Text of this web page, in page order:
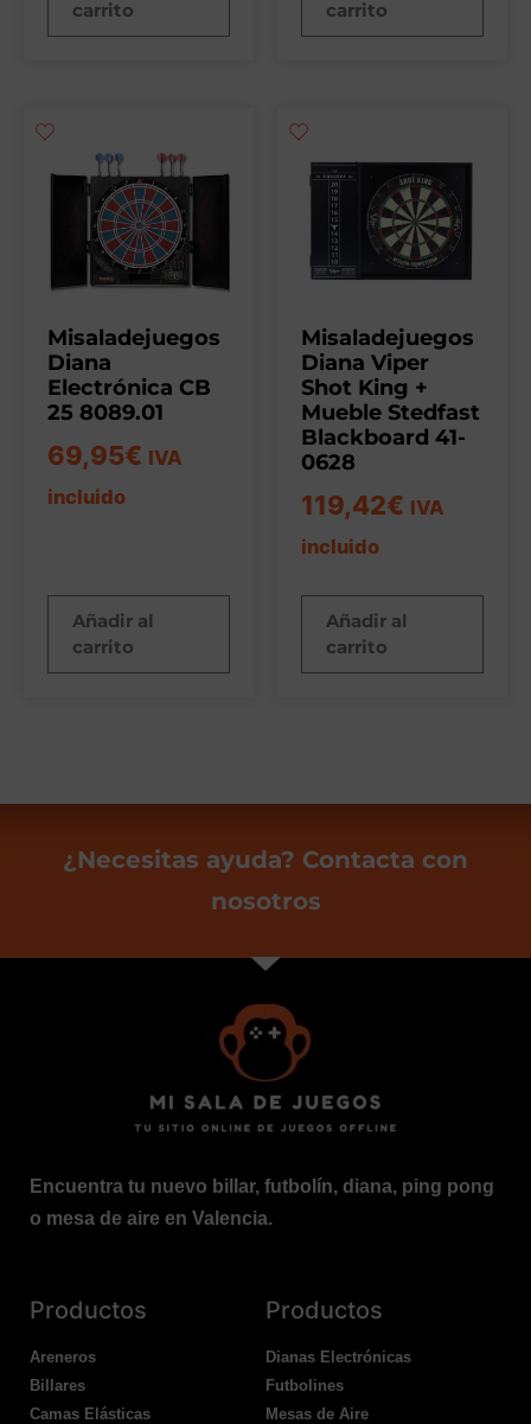
carrito
carrito
Misaladejuegos
Diana
Electrónica CB
25 8089.01
69,95€ IVA
incluido
Añadir al
carrito
Misaladejuegos
Diana Viper
Shot King +
Mueble Stedfast
Blackboard 41-
0628
119,42€ IVA
incluido
Añadir al
carrito
¿Necesitas ayuda? Contacta con
nosotros
Encuentra tu nuevo billar, futbolín, diana, ping pong
o mesa de aire en Valencia.
Productos
Areneros
Billares
Camas Elásticas
Productos
Dianas Electrónicas
Futbolines
Mesas de Aire